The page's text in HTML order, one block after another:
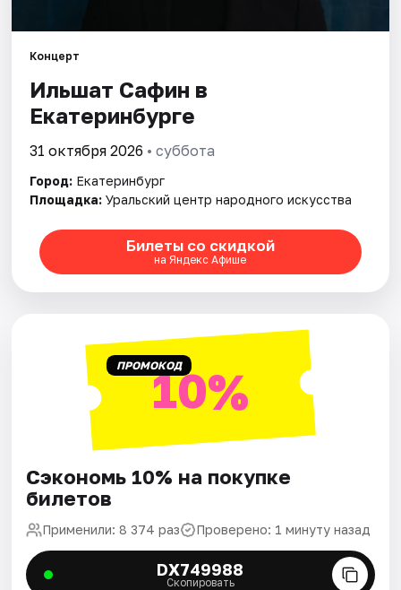
Площадки
Артисты
Концерт
Ильшат Сафин в
Екатеринбурге
31 октября 2026 • суббота
Город: Екатеринбург
Площадка: Уральский центр народного искусства
Билеты со скидкой
на Яндекс Афише
ПРОМОКОД10%
Сэкономь 10% на покупке
билетов
Применили: 8 374 раз Проверено: 1 минуту назад
DX749988
Скопировать